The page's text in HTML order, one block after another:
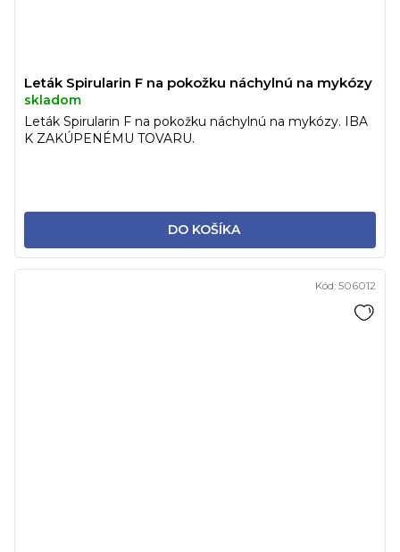
Leták Spirularin F na pokožku náchylnú na mykózy
skladom
DO KOŠÍKA
Leták Spirularin F na pokožku náchylnú na mykózy. IBA
K ZAKÚPENÉMU TOVARU.
Kód: 506012